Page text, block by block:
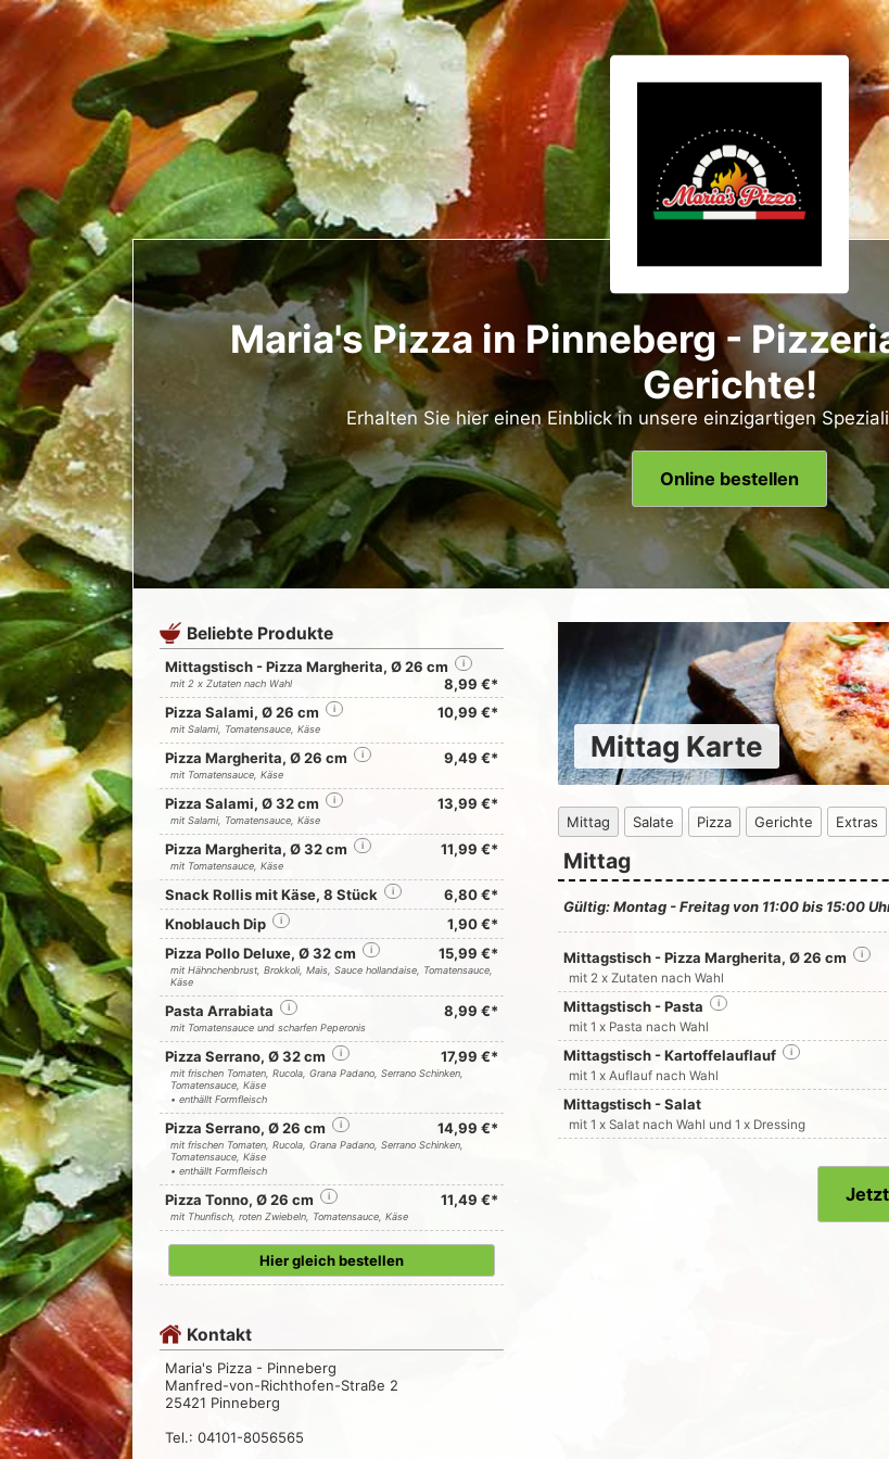
Maria's Pizza in Pinneberg -
Gerichte!
Erhalten Sie hier einen Einblick in unsere einzigartigen
Online bestellen
Beliebte Produkte
Mittagstisch - Pizza Margherita, Ø 26 cm i
8,99 €*
mit 2 x Zutaten nach Wahl
Pizza Salami, Ø 26 cm i 10,99 €*
mit Salami, Tomatensauce, Käse
Pizza Margherita, Ø 26 cm i 9,49 €*
mit Tomatensauce, Käse
Pizza Salami, Ø 32 cm i 13,99 €*
mit Salami, Tomatensauce, Käse
Pizza Margherita, Ø 32 cm i 11,99 €*
mit Tomatensauce, Käse
Snack Rollis mit Käse, 8 Stück i
6,80 €*
Knoblauch Dip
i
1,90 €*
Pizza Pollo Deluxe, Ø 32 cm
i 15,99 €*
mit Hähnchenbrust, Brokkoli, Mais, Sauce hollandaise, Tomatensauce,
Käse
Pasta Arrabiata i 8,99 €*
mit Tomatensauce und scharfen Peperonis
Pizza Serrano, Ø 32 cm i 17,99 €*
mit frischen Tomaten, Rucola, Grana Padano, Serrano Schinken,
Tomatensauce, Käse
• enthällt Formfleisch
Pizza Serrano, Ø 26 cm i 14,99 €*
mit frischen Tomaten, Rucola, Grana Padano, Serrano Schinken,
Tomatensauce, Käse
• enthällt Formfleisch
Pizza Tonno, Ø 26 cm i 11,49 €*
mit Thunfisch, roten Zwiebeln, Tomatensauce, Käse
Hier gleich bestellen
Kontakt
Maria's Pizza - Pinneberg
Manfred-von-Richthofen-Straße 2
25421 Pinneberg
Tel.: 04101-8056565
Mittag Karte
Mittag Salate Pizza Gerichte Extras
Mittag
Gültig: Montag - Freitag von 11:00 bis 15:00
Mittagstisch - Pizza Margherita, Ø 26 cm i
mit 2 x Zutaten nach Wahl
Mittagstisch - Pasta i
mit 1 x Pasta nach Wahl
Mittagstisch - Kartoffelauflauf i
mit 1 x Auflauf nach Wahl
Mittagstisch - Salat
mit 1 x Salat nach Wahl und 1 x Dressing